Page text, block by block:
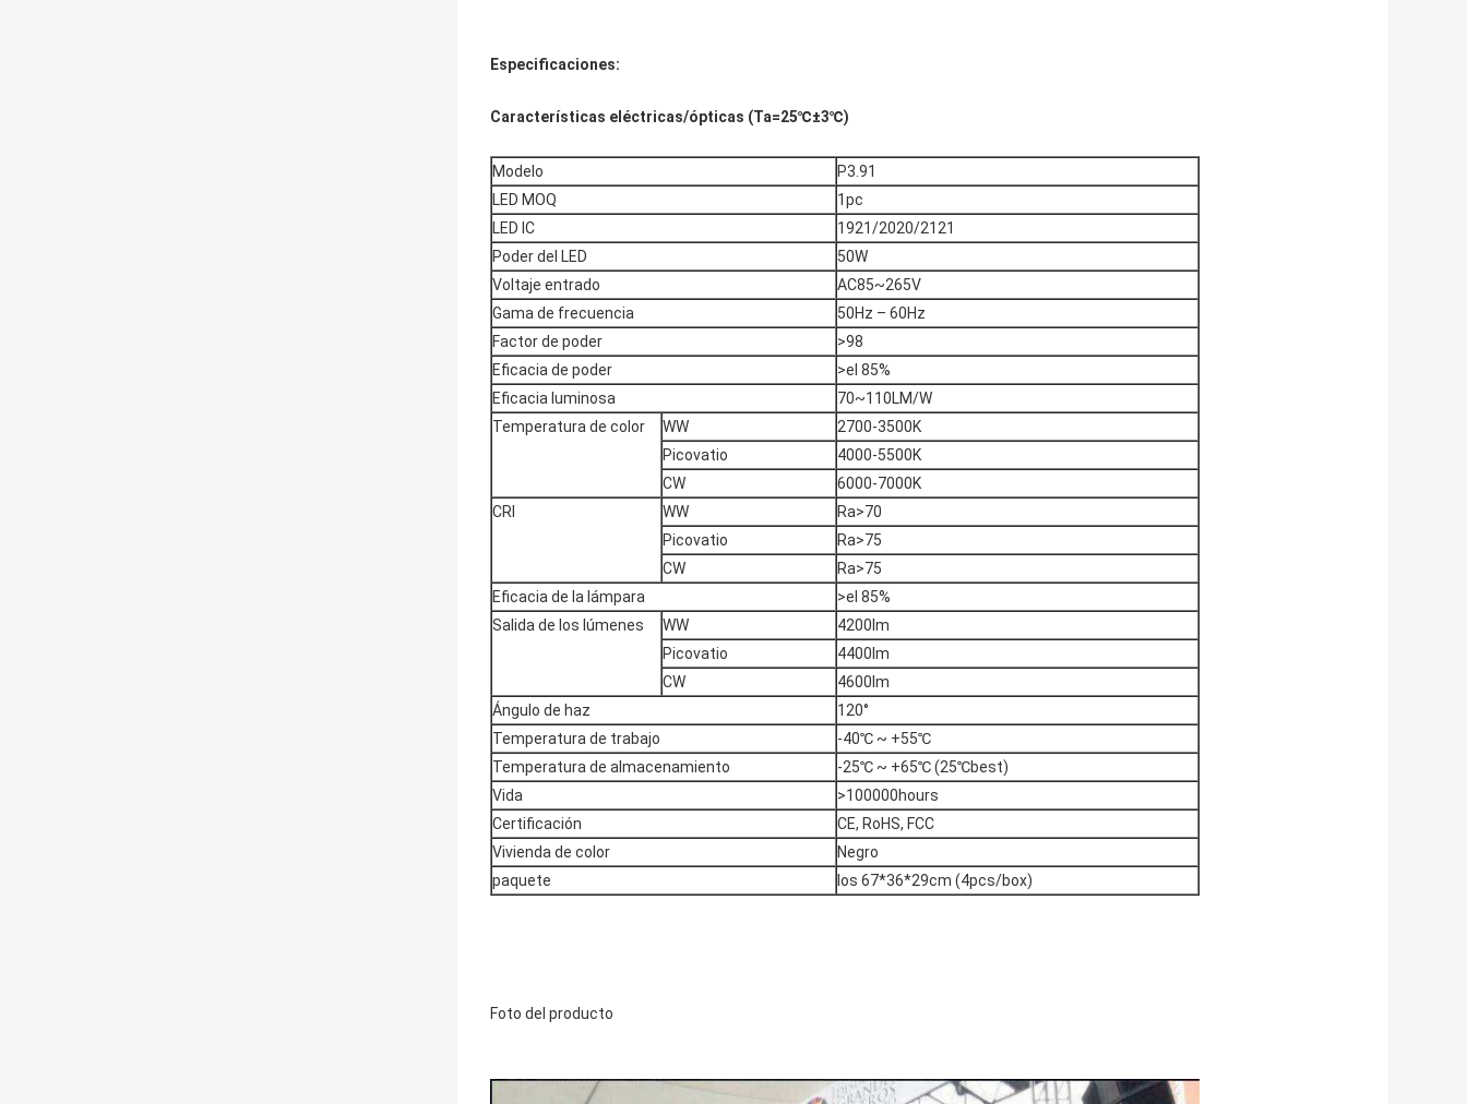
Especificaciones:
Características eléctricas/ópticas (Ta=25℃±3℃)
Modelo
P3.91
LED MOQ
1pc
LED IC
1921/2020/2121
Poder del LED
50W
Voltaje entrado
AC85~265V
Gama de frecuencia
50Hz – 60Hz
Factor de poder
>98
Eficacia de poder
>el 85%
Eficacia luminosa
70~110LM/W
Temperatura de color
WW
2700-3500K
Picovatio
4000-5500K
CW
6000-7000K
CRI
WW
Ra>70
Picovatio
Ra>75
CW
Ra>75
Eficacia de la lámpara
>el 85%
Salida de los lúmenes
WW
4200lm
Picovatio
4400lm
CW
4600lm
Ángulo de haz
120°
Temperatura de trabajo
-40℃ ~ +55℃
Temperatura de almacenamiento
-25℃ ~ +65℃ (25℃best)
Vida
>100000hours
Certificación
CE, RoHS, FCC
Vivienda de color
Negro
paquete
los 67*36*29cm (4pcs/box)
Foto del producto